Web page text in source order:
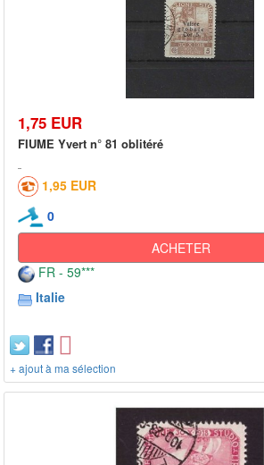
1,75 EUR
FIUME Yvert n° 81 oblitéré
1,95 EUR
0
ACHETER
FR - 59***
Italie
+ ajout à ma sélection